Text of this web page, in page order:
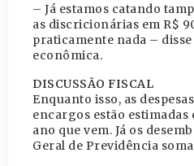
– Já estamos catando
as discricionárias em R$
praticamente nada –
econômica.
DISCUSSÃO FISCAL
Enquanto isso, as
encargos estão estimadas
ano que vem. Já os
Geral de Previdência